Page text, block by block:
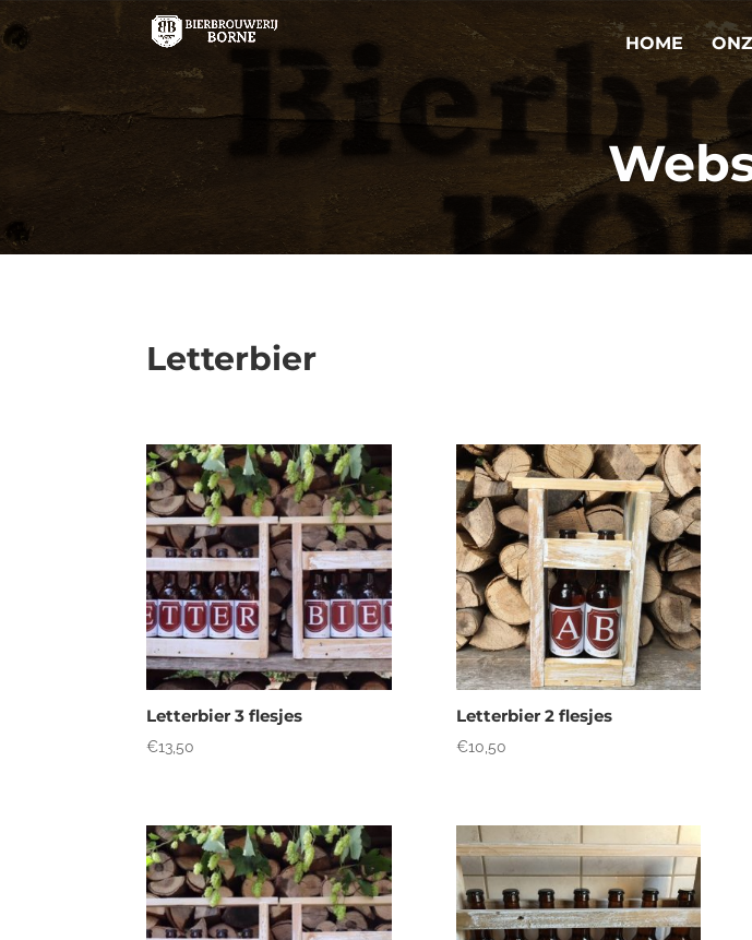
HOME
Letterbier
Letterbier 3 flesjes
€13,50
Letterbier 2 flesjes
€10,50